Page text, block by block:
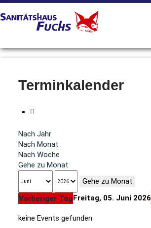
Terminkalender
Nach Jahr
Nach Monat
Nach Woche
Gehe zu Monat
Gehe zu Monat
Vorheriger Tag Freitag, 05. Juni 2026
keine Events gefunden